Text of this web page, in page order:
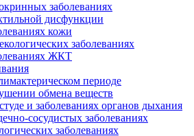
заболеваниях
дисфункции
кожи
заболеваниях
ЖКТ
периоде
обмена веществ
и заболеваниях органов дыхания
сосудистых заболеваниях
заболеваниях